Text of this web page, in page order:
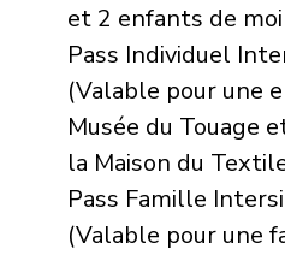
et 2 enfants de
Pass Individuel
(Valable pour une
Musée du Touage
la Maison du
Pass Famille
(Valable pour une